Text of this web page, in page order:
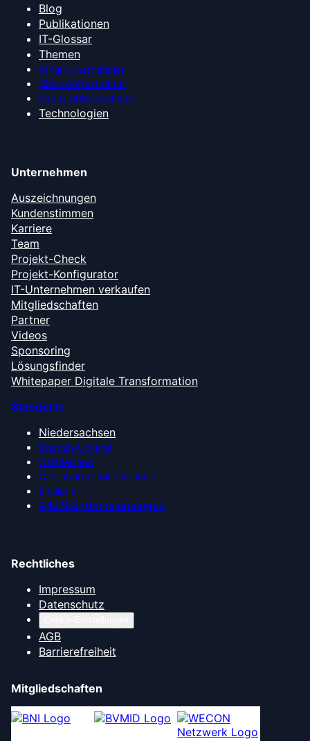
Blog
Publikationen
IT-Glossar
Themen
KI für Unternehmen
Cloud-Infrastruktur
ERP & CRM-Systeme
Technologien
Unternehmen
Auszeichnungen
Kundenstimmen
Karriere
Team
Projekt-Check
Projekt-Konfigurator
IT-Unternehmen verkaufen
Mitgliedschaften
Partner
Videos
Sponsoring
Lösungsfinder
Whitepaper Digitale Transformation
Standorte
Niedersachsen
Bremen-Umland
Ostfriesland
Oldenburger Münsterland
Emsland
Alle Standorte anzeigen
Rechtliches
Impressum
Datenschutz
AGB
Barrierefreiheit
Mitgliedschaften